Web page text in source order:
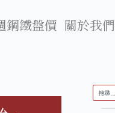
鋼鐵盤價 關於我們